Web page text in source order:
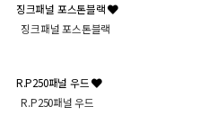
징크패널 포스톤블랙
징크패널 포스톤블랙
R.P250패널 우드
R.P250패널 우드